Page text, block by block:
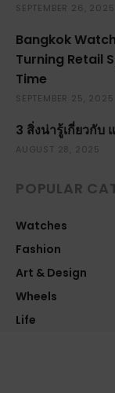
SEPTEMBER 26, 2025
Bangkok
Turning Retail
Time
SEPTEMBER 25, 2025
3 สิ่งน่ารู้เกี่ยวกั
AUGUST 28, 2025
POPULAR
Watches
Fashion
Art & Design
Wheels
Life